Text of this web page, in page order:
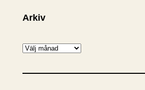
Arkiv
A
k